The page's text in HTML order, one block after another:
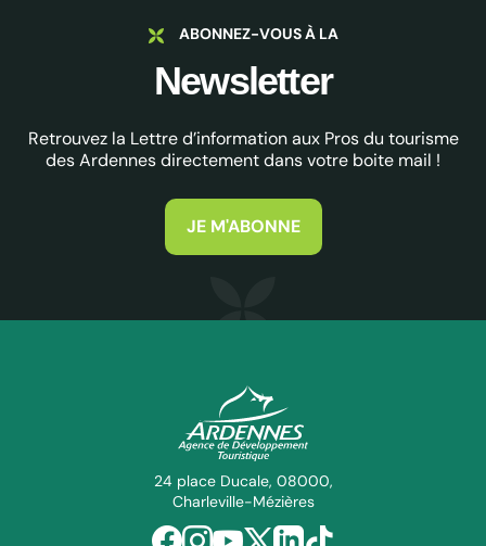
ABONNEZ-VOUS À LA
Newsletter
Retrouvez la Lettre d’information aux Pros du tourisme
des Ardennes directement dans votre boite mail !
JE M'ABONNE
ADT des Ardennes Pro
24 place Ducale, 08000,
Charleville-Mézières